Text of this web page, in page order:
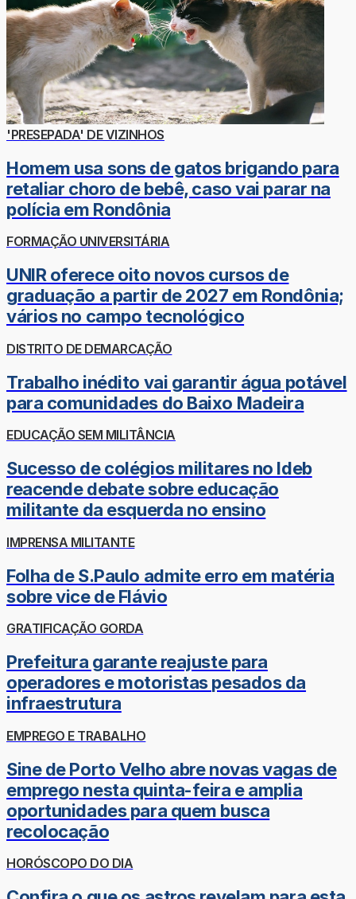
'PRESEPADA' DE VIZINHOS
Homem usa sons de gatos brigando para
retaliar choro de bebê, caso vai parar na
polícia em Rondônia
FORMAÇÃO UNIVERSITÁRIA
UNIR oferece oito novos cursos de
graduação a partir de 2027 em Rondônia;
vários no campo tecnológico
DISTRITO DE DEMARCAÇÃO
Trabalho inédito vai garantir água potável
para comunidades do Baixo Madeira
EDUCAÇÃO SEM MILITÂNCIA
Sucesso de colégios militares no Ideb
reacende debate sobre educação
militante da esquerda no ensino
IMPRENSA MILITANTE
Folha de S.Paulo admite erro em matéria
sobre vice de Flávio
GRATIFICAÇÃO GORDA
Prefeitura garante reajuste para
operadores e motoristas pesados da
infraestrutura
EMPREGO E TRABALHO
Sine de Porto Velho abre novas vagas de
emprego nesta quinta-feira e amplia
oportunidades para quem busca
recolocação
HORÓSCOPO DO DIA